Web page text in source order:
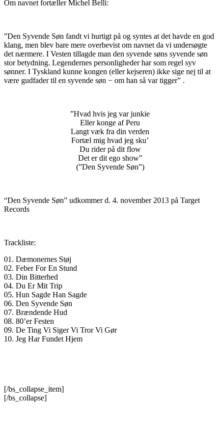
Om navnet fortæller Michel Belli:
”Den Syvende Søn fandt vi hurtigt på og syntes at det havde en god
klang, men blev bare mere overbevist om navnet da vi undersøgte
det nærmere. I Vesten tillagde man den syvende søns syvende søn
stor betydning. Legendernes personligheder har som regel syv
sønner. I Tyskland kunne kongen (eller kejseren) ikke sige nej til at
være gudfader til en syvende søn − om han så var tigger” .
”Hvad hvis jeg var junkie
Eller konge af Peru
Langt væk fra din verden
Fortæl mig hvad jeg sku’
Du rider på dit flow
Det er dit ego show”
(”Den Syvende Søn”)
“Den Syvende Søn” udkommer d. 4. november 2013 på Target
Records
Trackliste:
01. Dæmonernes Støj
02. Feber For En Stund
03. Din Bitterhed
04. Du Er Mit Trip
05. Hun Sagde Han Sagde
06. Den Syvende Søn
07. Brændende Hud
08. 80’er Festen
09. De Ting Vi Siger Vi Tror Vi Gør
10. Jeg Har Fundet Hjem
[/bs_collapse_item]
[/bs_collapse]